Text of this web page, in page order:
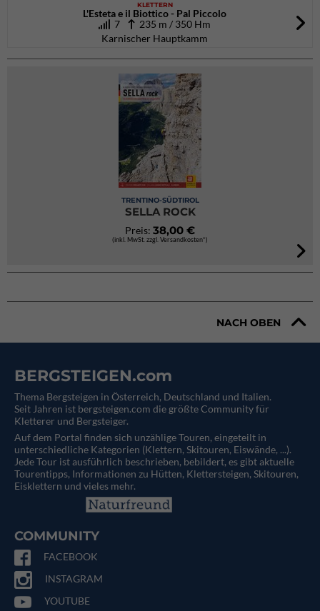
KLETTERN
L'Esteta e il Biottico - Pal Piccolo
7
235 m / 350 Hm
Karnischer Hauptkamm
TRENTINO-SÜDTIROL
SELLA ROCK
Preis: 38,00 €
(inkl. MwSt. zzgl. Versandkosten*)
NACH OBEN
BERGSTEIGEN.com
Thema Bergsteigen in Österreich, Deutschland und Italien.
Seit Jahren ist bergsteigen.com die größte Community für
Kletterer und Bergsteiger.
Auf dem Portal finden sich unzählige Touren, eingeteilt in
unterschiedliche Kategorien (Klettern, Skitouren, Eiswände, ...).
Jede Tour ist ausführlich beschrieben, bebildert, es gibt aktuelle
Tourentipps, Informationen zu Hütten, Klettersteigen, Skitouren,
Eisklettern und vieles mehr.
COMMUNITY
FACEBOOK
INSTAGRAM
YOUTUBE